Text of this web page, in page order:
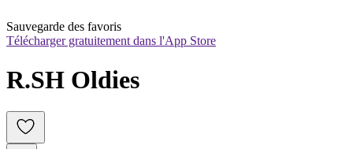
Sauvegarde des favoris
Télécharger gratuitement dans l'App Store
R.SH Oldies